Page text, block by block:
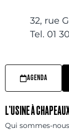
32, rue
Tel. 01
AGENDA
L’USINE À
Qui sommes-nous